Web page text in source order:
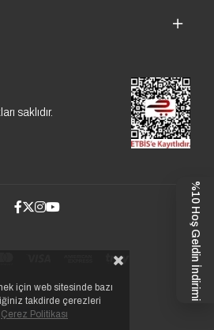
%10 Hoş Geldin İndirimi
saklıdır.
için web sitesinde bazı
takdirde çerezleri
Çerez Politikası